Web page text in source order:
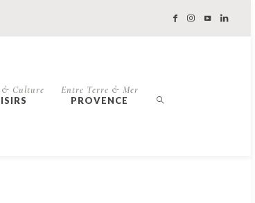
& Culture Entre Terre & Mer
PROVENCE